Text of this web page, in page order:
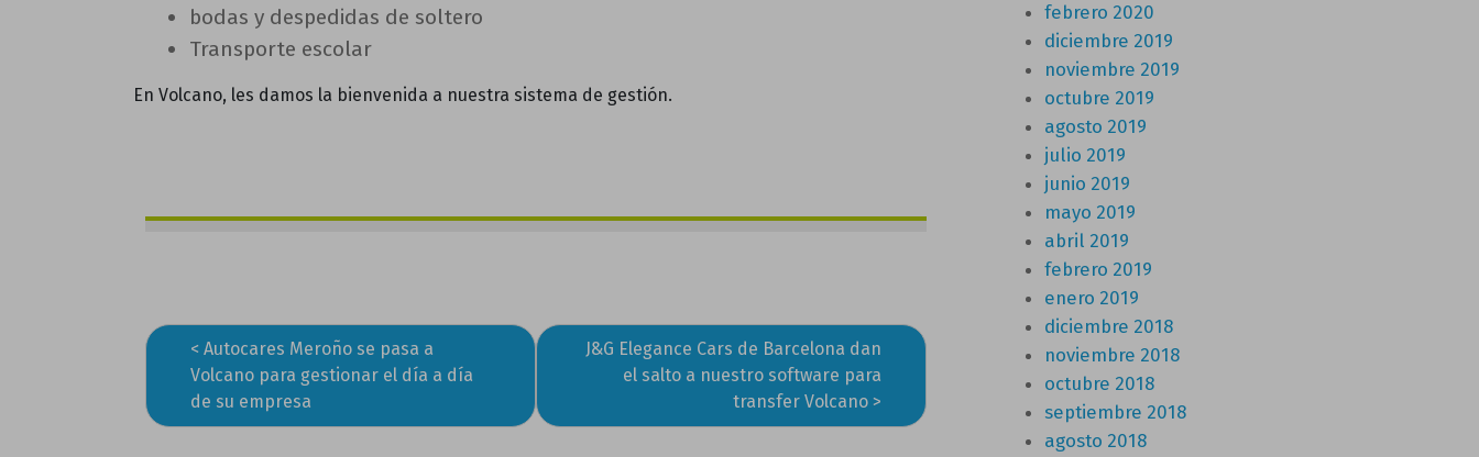
bodas y despedidas de soltero
Transporte escolar
En Volcano, les damos la bienvenida a nuestra sistema de gestión.
Navegación
de
entradas
Autocares Meroño se pasa a
Volcano para gestionar el día a día
de su empresa
J&G Elegance Cars de Barcelona dan
el salto a nuestro software para
transfer Volcano
febrero 2020
diciembre 2019
noviembre 2019
octubre 2019
agosto 2019
julio 2019
junio 2019
mayo 2019
abril 2019
febrero 2019
enero 2019
diciembre 2018
noviembre 2018
octubre 2018
septiembre 2018
agosto 2018